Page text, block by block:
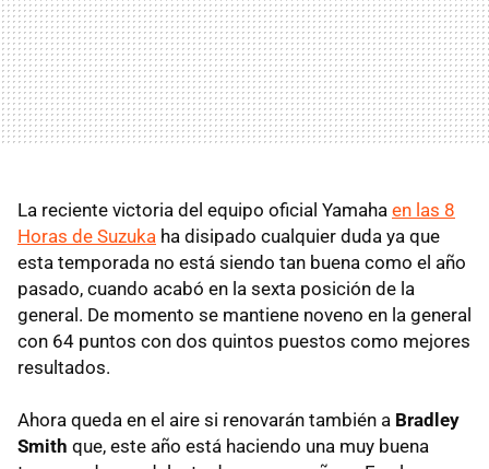
La reciente victoria del equipo oficial Yamaha en las 8
Horas de Suzuka ha disipado cualquier duda ya que
esta temporada no está siendo tan buena como el año
pasado, cuando acabó en la sexta posición de la
general. De momento se mantiene noveno en la general
con 64 puntos con dos quintos puestos como mejores
resultados.
Ahora queda en el aire si renovarán también a Bradley
Smith que, este año está haciendo una muy buena